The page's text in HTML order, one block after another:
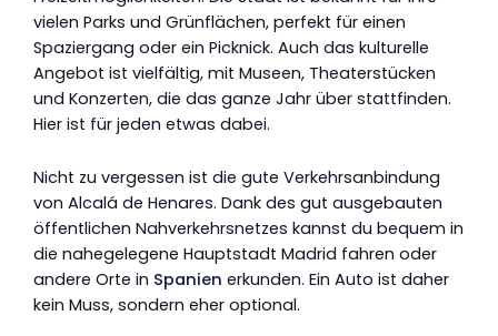
vielen Parks und Grünflächen, perfekt für einen
Spaziergang oder ein Picknick. Auch das kulturelle
Angebot ist vielfältig, mit Museen, Theaterstücken
und Konzerten, die das ganze Jahr über stattfinden.
Hier ist für jeden etwas dabei.
Nicht zu vergessen ist die gute Verkehrsanbindung
von Alcalá de Henares. Dank des gut ausgebauten
öffentlichen Nahverkehrsnetzes kannst du bequem in
die nahegelegene Hauptstadt Madrid fahren oder
andere Orte in Spanien erkunden. Ein Auto ist daher
kein Muss, sondern eher optional.